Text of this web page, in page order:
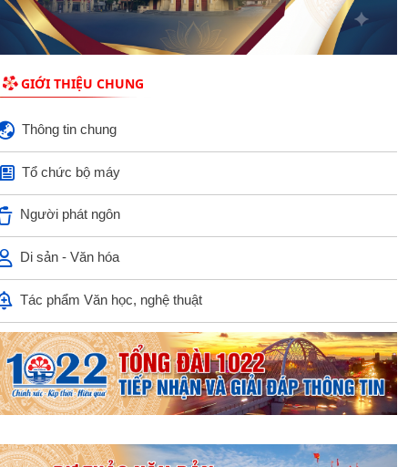
GIỚI THIỆU CHUNG
Thông tin chung
Tổ chức bộ máy
Người phát ngôn
Di sản - Văn hóa
Tác phẩm Văn học, nghệ thuật